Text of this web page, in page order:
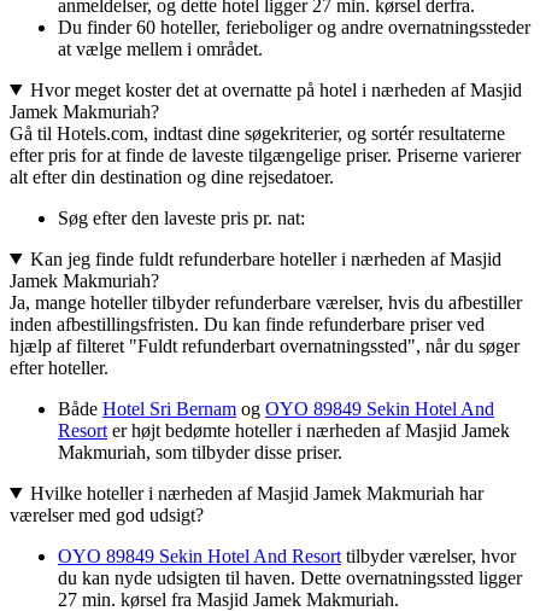
anmeldelser, og dette hotel ligger 27 min. kørsel derfra.
Du finder 60 hoteller, ferieboliger og andre overnatningssteder
at vælge mellem i området.
Hvor meget koster det at overnatte på hotel i nærheden af Masjid
Jamek Makmuriah?
Gå til Hotels.com, indtast dine søgekriterier, og sortér resultaterne
efter pris for at finde de laveste tilgængelige priser. Priserne varierer
alt efter din destination og dine rejsedatoer.
Søg efter den laveste pris pr. nat:
Kan jeg finde fuldt refunderbare hoteller i nærheden af Masjid
Jamek Makmuriah?
Ja, mange hoteller tilbyder refunderbare værelser, hvis du afbestiller
inden afbestillingsfristen. Du kan finde refunderbare priser ved
hjælp af filteret "Fuldt refunderbart overnatningssted", når du søger
efter hoteller.
Både Hotel Sri Bernam og OYO 89849 Sekin Hotel And
Resort er højt bedømte hoteller i nærheden af Masjid Jamek
Makmuriah, som tilbyder disse priser.
Hvilke hoteller i nærheden af Masjid Jamek Makmuriah har
værelser med god udsigt?
OYO 89849 Sekin Hotel And Resort tilbyder værelser, hvor
du kan nyde udsigten til haven. Dette overnatningssted ligger
27 min. kørsel fra Masjid Jamek Makmuriah.